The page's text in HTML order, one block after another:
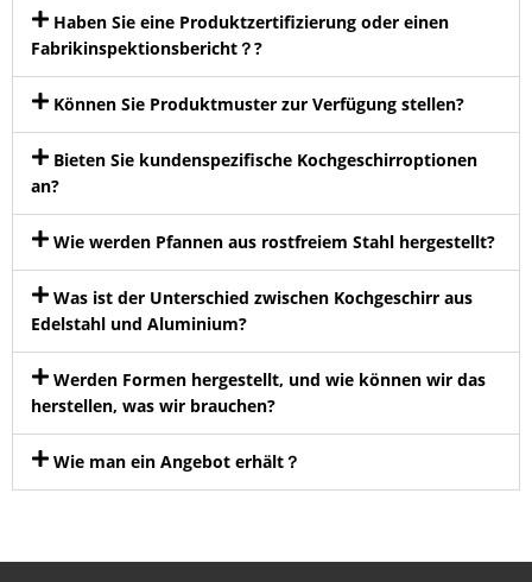
Haben Sie eine Produktzertifizierung oder einen
Fabrikinspektionsbericht？?
Können Sie Produktmuster zur Verfügung stellen?
Bieten Sie kundenspezifische Kochgeschirroptionen
an?
Wie werden Pfannen aus rostfreiem Stahl hergestellt?
Was ist der Unterschied zwischen Kochgeschirr aus
Edelstahl und Aluminium?
Werden Formen hergestellt, und wie können wir das
herstellen, was wir brauchen?
Wie man ein Angebot erhält？